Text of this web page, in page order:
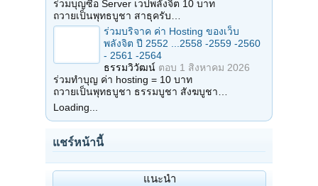
ร่วมบุญซื้อ Server เวปพลังจิต 10 บาท
ถวายเป็นพุทธบูชา สาธุครับ…
ร่วมบริจาค ค่า Hosting ของเว็บ
พลังจิต ปี 2552 ...2558 -2559 -2560
- 2561 -2564
ธรรมวิวัฒน์ ตอบ 1 สิงหาคม 2026
ร่วมทำบุญ ค่า hosting = 10 บาท
ถวายเป็นพุทธบูชา ธรรมบูชา สังฆบูชา…
Loading...
แชร์หน้านี้
แนะนำ